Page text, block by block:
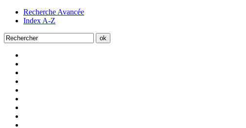
Recherche Avancée
Index A-Z